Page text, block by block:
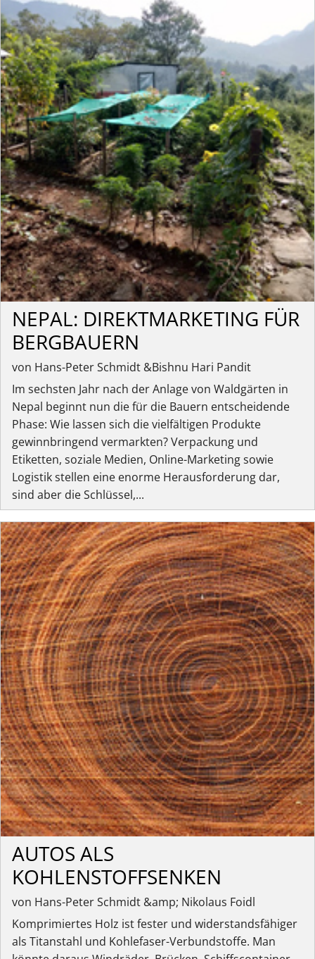
NEPAL: DIREKTMARKETING FÜR
BERGBAUERN
von Hans-Peter Schmidt &Bishnu Hari Pandit
Im sechsten Jahr nach der Anlage von Waldgärten in
Nepal beginnt nun die für die Bauern entscheidende
Phase: Wie lassen sich die vielfältigen Produkte
gewinnbringend vermarkten? Verpackung und
Etiketten, soziale Medien, Online-Marketing sowie
Logistik stellen eine enorme Herausforderung dar,
sind aber die Schlüssel,...
AUTOS ALS
KOHLENSTOFFSENKEN
von Hans-Peter Schmidt &amp; Nikolaus Foidl
Komprimiertes Holz ist fester und widerstandsfähiger
als Titanstahl und Kohlefaser-Verbundstoffe. Man